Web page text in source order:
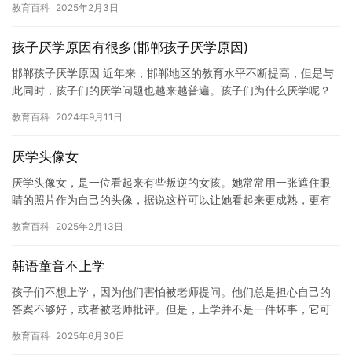
教育百科 2025年2月3日
孩子厌学原因有很多(邯郸孩子厌学原因)
邯郸孩子厌学原因 近年来，邯郸地区的教育水平不断提高，但是与
此同时，孩子们的厌学问题也越来越普遍。孩子们为什么厌学呢？
教育百科 2024年9月11日
厌学头像女
厌学头像女，是一位看起来有些叛逆的女孩。她常常用一张遮住眼
睛的照片作为自己的头像，据说这样可以让她看起来更成熟，更有
常拒…
教育百科 2025年2月13日
韩语童音不上学
孩子们不想上学，因为他们害怕被老师提问。他们总是担心自己的
答案不够好，或者被老师批评。但是，上学并不是一件坏事，它可
生经验…
教育百科 2025年6月30日